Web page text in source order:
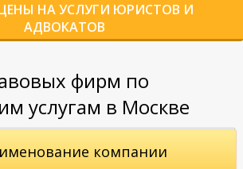
НА УСЛУГИ ЮРИСТОВ И
АДВОКАТОВ
фирм по
услугам в Москве
компании